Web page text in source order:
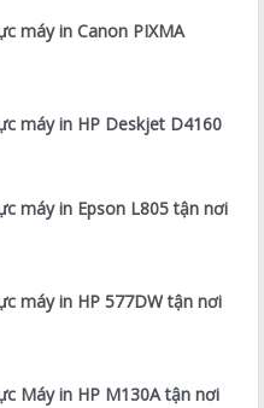
máy in Canon PIXMA
máy in HP Deskjet D4160
máy in Epson L805 tận nơi
máy in HP 577DW tận nơi
Máy in HP M130A tận nơi